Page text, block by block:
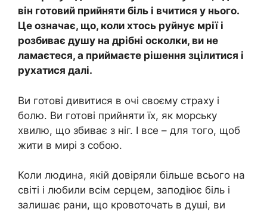
він готовий прийняти біль і вчитися у нього.
Це означає, що, коли хтось руйнує мрії і
розбиває душу на дрібні осколки, ви не
ламаєтеся, а приймаєте рішення зцілитися і
рухатися далі.
Ви готові дивитися в очі своєму страху і
болю. Ви готові прийняти їх, як морську
хвилю, що збиває з ніг. І все – для того, щоб
жити в мирі з собою.
Коли людина, якій довіряли більше всього на
світі і любили всім серцем, заподіює біль і
залишає рани, що кровоточать в душі, ви